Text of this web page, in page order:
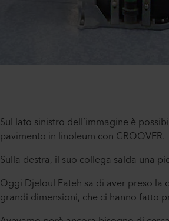
Sul lato sinistro dell’immagine è
pavimento in linoleum con GROOVER.
Sulla destra, il suo collega salda una
Oggi Djeloul Fateh sa di aver preso
grandi dimensioni, che ci hanno fatto